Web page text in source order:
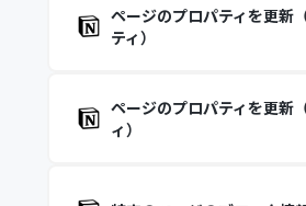
ページのプロパティを更新
ティ）
ページのプロパティを更新
ィ）